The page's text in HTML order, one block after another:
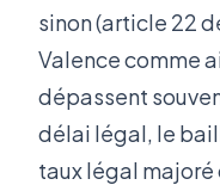
sinon (article 22
Valence comme
dépassent
délai légal, le
taux légal majoré